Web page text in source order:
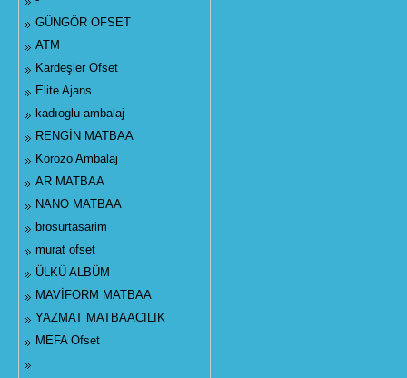
GÜNGÖR OFSET
ATM
Kardeşler Ofset
Elite Ajans
kadıoglu ambalaj
RENGİN MATBAA
Korozo Ambalaj
AR MATBAA
NANO MATBAA
brosurtasarim
murat ofset
ÜLKÜ ALBÜM
MAVİFORM MATBAA
YAZMAT MATBAACILIK
MEFA Ofset